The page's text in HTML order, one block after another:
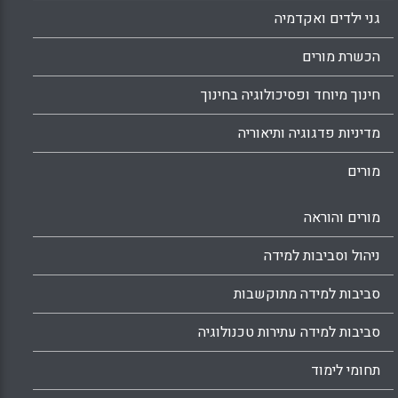
גני ילדים ואקדמיה
הכשרת מורים
חינוך מיוחד ופסיכולוגיה בחינוך
מדיניות פדגוגיה ותיאוריה
מורים
מורים והוראה
ניהול וסביבות למידה
סביבות למידה מתוקשבות
סביבות למידה עתירות טכנולוגיה
תחומי לימוד